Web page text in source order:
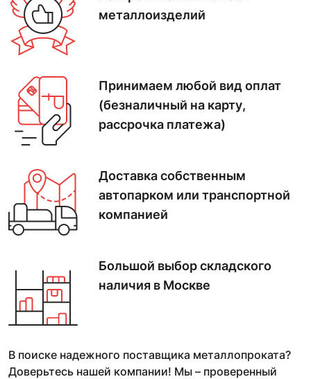
металлоизделий
Принимаем любой вид оплат
(безналичный на карту,
рассрочка платежа)
Доставкасобственным
автопарком или транспортной
компанией
Большой выборскладского
наличия в Москве
В поиске надежного поставщика металлопроката?
Доверьтесь нашей компании! Мы – проверенный